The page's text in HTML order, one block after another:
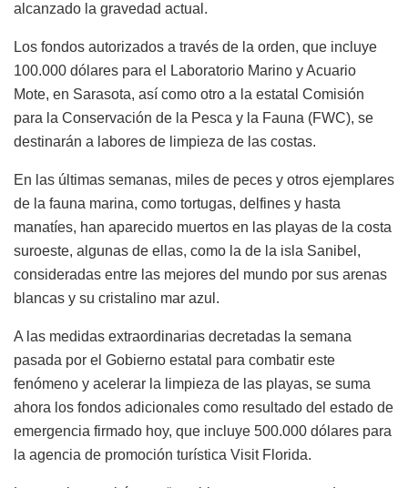
alcanzado la gravedad actual.
Los fondos autorizados a través de la orden, que incluye
100.000 dólares para el Laboratorio Marino y Acuario
Mote, en Sarasota, así como otro a la estatal Comisión
para la Conservación de la Pesca y la Fauna (FWC), se
destinarán a labores de limpieza de las costas.
En las últimas semanas, miles de peces y otros ejemplares
de la fauna marina, como tortugas, delfines y hasta
manatíes, han aparecido muertos en las playas de la costa
suroeste, algunas de ellas, como la de la isla Sanibel,
consideradas entre las mejores del mundo por sus arenas
blancas y su cristalino mar azul.
A las medidas extraordinarias decretadas la semana
pasada por el Gobierno estatal para combatir este
fenómeno y acelerar la limpieza de las playas, se suma
ahora los fondos adicionales como resultado del estado de
emergencia firmado hoy, que incluye 500.000 dólares para
la agencia de promoción turística Visit Florida.